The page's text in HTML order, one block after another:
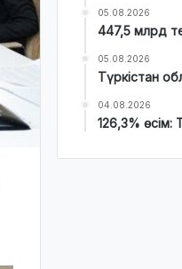
05.08.2026
447,5 млрд
05.08.2026
Түркістан
04.08.2026
126,3% өсім: